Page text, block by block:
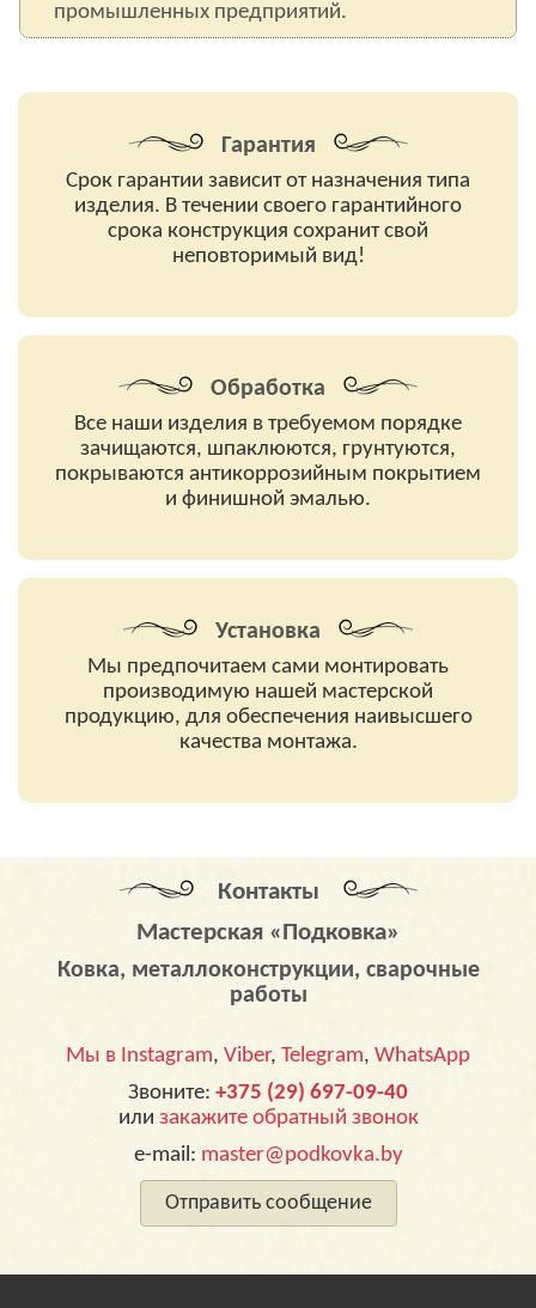
промышленных предприятий.
Гарантия
Срок гарантии зависит от назначения типа
изделия. В течении своего гарантийного
срока конструкция сохранит свой
неповторимый вид!
Обработка
Все наши изделия в требуемом порядке
зачищаются, шпаклюются, грунтуются,
покрываются антикоррозийным покрытием
и финишной эмалью.
Установка
Мы предпочитаем сами монтировать
производимую нашей мастерской
продукцию, для обеспечения наивысшего
качества монтажа.
Контакты
Мастерская «Подковка»
Ковка, металлоконструкции, сварочные
работы
Мы в Instagram, Viber, Telegram, WhatsApp
Звоните: +375 (29) 697-09-40
или закажите обратный звонок
e-mail: master@podkovka.by
Отправить сообщение